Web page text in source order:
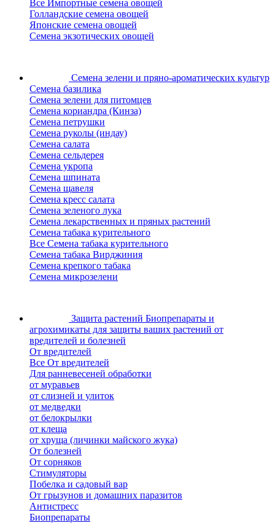
Все Импортные семена овощей
Голландские семена овощей
Японские семена овощей
Семена экзотических овощей
Семена зелени и пряно-ароматических культур
Семена базилика
Семена зелени для питомцев
Семена кориандра (Кинза)
Семена петрушки
Семена руколы (индау)
Семена салата
Семена сельдерея
Семена укропа
Семена шпината
Семена щавеля
Семена кресс салата
Семена зеленого лука
Семена лекарственных и пряных растений
Семена табака курительного
Все Семена табака курительного
Семена табака Вирджиния
Семена крепкого табака
Семена микрозелени
Защита растений Биопрепараты и
агрохимикаты для защиты ваших растений от
вредителей и болезней
От вредителей
Все От вредителей
Для ранневесеней обработки
от муравьев
от слизней и улиток
от медведки
от белокрылки
от клеща
от хруща (личинки майского жука)
От болезней
От сорняков
Стимуляторы
Побелка и садовый вар
От грызунов и домашних паразитов
Антистресс
Биопрепараты